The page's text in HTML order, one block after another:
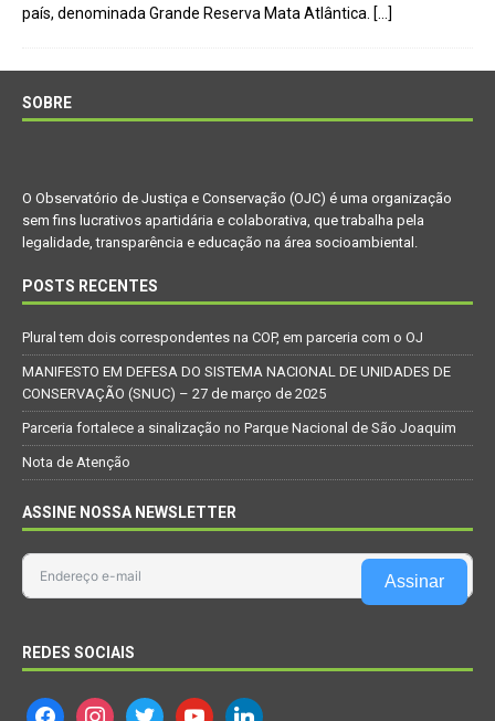
país, denominada Grande Reserva Mata Atlântica. […]
SOBRE
O Observatório de Justiça e Conservação (OJC) é uma organização
sem fins lucrativos apartidária e colaborativa, que trabalha pela
legalidade, transparência e educação na área socioambiental.
POSTS RECENTES
Plural tem dois correspondentes na COP, em parceria com o OJ
MANIFESTO EM DEFESA DO SISTEMA NACIONAL DE UNIDADES DE
CONSERVAÇÃO (SNUC) – 27 de março de 2025
Parceria fortalece a sinalização no Parque Nacional de São Joaquim
Nota de Atenção
ASSINE NOSSA NEWSLETTER
Assinar
REDES SOCIAIS